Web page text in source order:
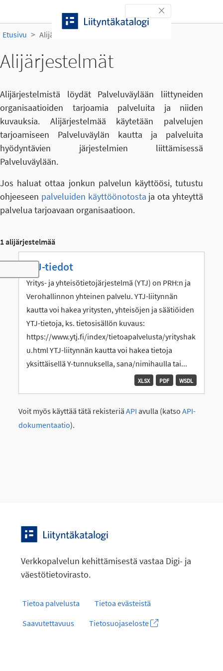
Toggle navigation
Etusivu Alijärjestelmät
Alijärjestelmät
Alijärjestelmistä löydät Palveluväylään liittyneiden
organisaatioiden tarjoamia palveluita ja niiden
kuvauksia. Alijärjestelmää käytetään palvelujen
tarjoamiseen Palveluväylän kautta ja palveluita
hyödyntävien järjestelmien liittämisessä
Palveluväylään.
Jos haluat ottaa jonkun palvelun käyttöösi, tutustu
ohjeeseen palveluiden käyttöönotosta ja ota yhteyttä
palvelua tarjoavaan organisaatioon.
1 alijärjestelmää
Toggle navigation
YTJ-tiedot
Yritys- ja yhteisötietojärjestelmä (YTJ) on PRH:n ja
Verohallinnon yhteinen palvelu. YTJ-liitynnän
kautta voi hakea yritysten, yhteisöjen ja säätiöiden
YTJ-tietoja, ks. tietosisällön kuvaus:
https://www.ytj.fi/index/tietoapalvelusta/yrityshak
u.html YTJ-liitynnän kautta voi hakea tietoja
yksittäisellä Y-tunnuksella, sana/nimihaulla tai...
WSDL
PDF
XLSX
Voit myös käyttää tätä rekisteriä API avulla (katso API-
dokumentaatio).
Verkkopalvelun kehittämisestä vastaa Digi- ja
väestötietovirasto.
Tietoa palvelusta
Tietoa evästeistä
Saavutettavuus
Tietosuojaseloste